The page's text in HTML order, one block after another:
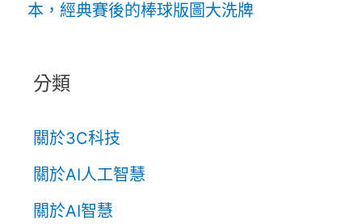
本，經典賽後的棒球版圖大洗牌
分類
關於3C科技
關於AI人工智慧
關於AI智慧